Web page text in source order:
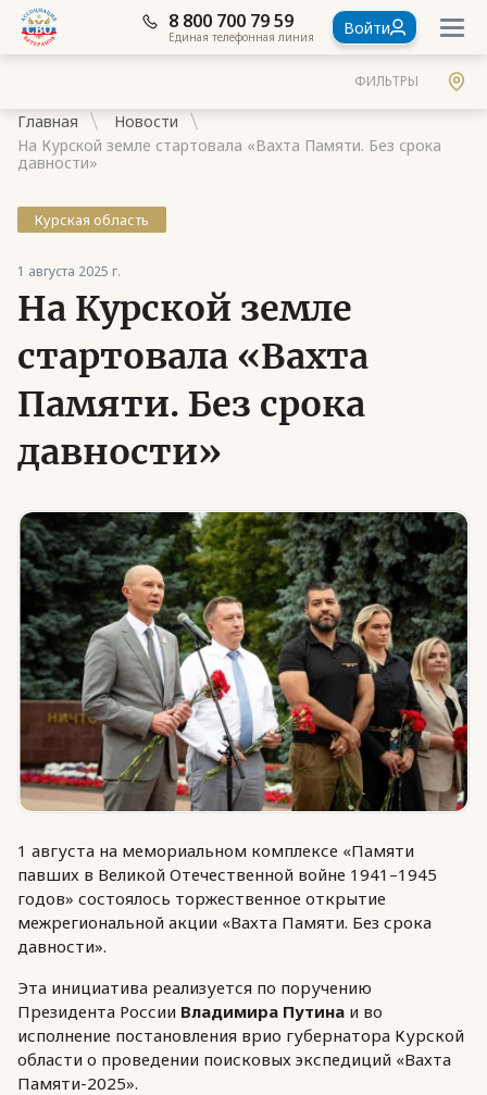
8 800 700 79 59
Единая телефонная линия Войти
ФИЛЬТРЫ
Главная
Новости
На Курской земле стартовала «Вахта Памяти. Без срока
давности»
Курская область
1 августа 2025 г.
На Курской земле
стартовала «Вахта
Памяти. Без срока
давности»
1 августа на мемориальном комплексе «Памяти
павших в Великой Отечественной войне 1941–1945
годов» состоялось торжественное открытие
межрегиональной акции «Вахта Памяти. Без срока
давности».
Эта инициатива реализуется по поручению
Президента России Владимира Путина и во
исполнение постановления врио губернатора Курской
области о проведении поисковых экспедиций «Вахта
Памяти-2025».
Контакты
Стать членом Ассоциации ветеранов СВО
Ассоциация в субъектах России
Частые вопросы
Юридическая помощь
Региональные меры поддержки